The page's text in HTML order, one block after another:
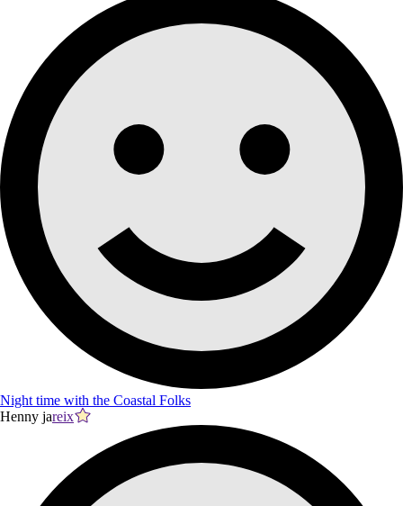
Night time with the Coastal Folks
Henny jareix